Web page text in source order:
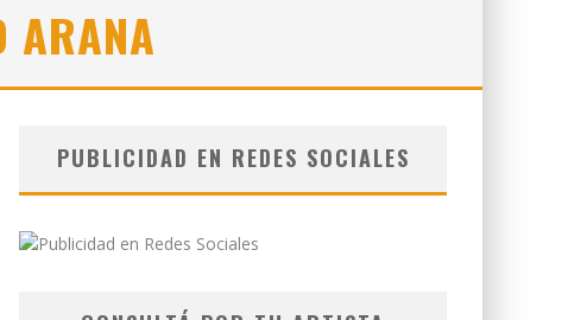
ARANA
PUBLICIDAD EN REDES SOCIALES